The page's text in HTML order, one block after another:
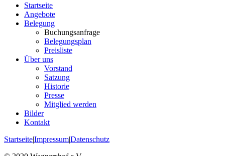
Startseite
Angebote
Belegung
Buchungsanfrage
Belegungsplan
Preisliste
Über uns
Vorstand
Satzung
Historie
Presse
Mitglied werden
Bilder
Kontakt
Startseite|Impressum|Datenschutz